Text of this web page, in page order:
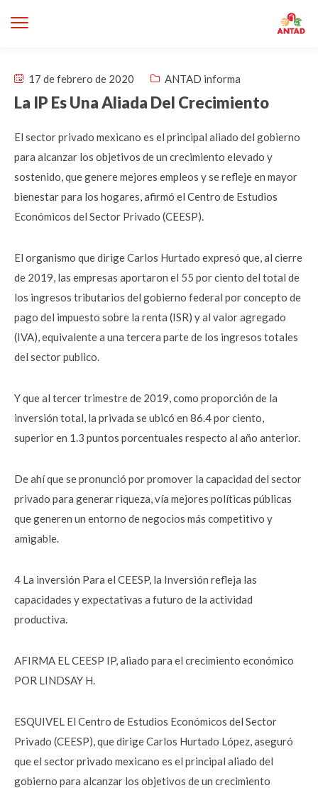
17 de febrero de 2020 ANTAD informa
La IP Es Una Aliada Del Crecimiento
El sector privado mexicano es el principal aliado del gobierno
para alcanzar los objetivos de un crecimiento elevado y
sostenido, que genere mejores empleos y se refleje en mayor
bienestar para los hogares, afirmó el Centro de Estudios
Económicos del Sector Privado (CEESP).
El organismo que dirige Carlos Hurtado expresó que, al cierre
de 2019, las empresas aportaron el 55 por ciento del total de
los ingresos tributarios del gobierno federal por concepto de
pago del impuesto sobre la renta (ISR) y al valor agregado
(IVA), equivalente a una tercera parte de los ingresos totales
del sector publico.
Y que al tercer trimestre de 2019, como proporción de la
inversión total, la privada se ubicó en 86.4 por ciento,
superior en 1.3 puntos porcentuales respecto al año anterior.
De ahí que se pronunció por promover la capacidad del sector
privado para generar riqueza, vía mejores políticas públicas
que generen un entorno de negocios más competitivo y
amigable.
4 La inversión Para el CEESP, la Inversión refleja las
capacidades y expectativas a futuro de la actividad
productiva.
AFIRMA EL CEESP IP, aliado para el crecimiento económico
POR LINDSAY H.
ESQUIVEL El Centro de Estudios Económicos del Sector
Privado (CEESP), que dirige Carlos Hurtado López, aseguró
que el sector privado mexicano es el principal aliado del
gobierno para alcanzar los objetivos de un crecimiento